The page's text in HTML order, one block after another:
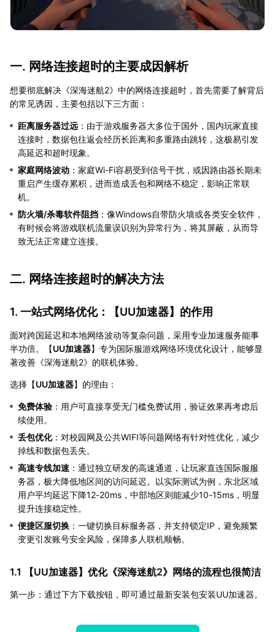
一. 网络连接超时的主要成因解析
想要彻底解决《深海迷航2》中的网络连接超时，首先需要了解背后
的常见诱因，主要包括以下三方面：
距离服务器过远 ：由于游戏服务器大多位于国外，国内玩家直接
连接时，数据包往返会经历长距离和多重路由跳转，这极易引发
高延迟和超时现象。
家庭网络波动 ：家庭Wi-Fi容易受到信号干扰，或因路由器长期未
重启产生缓存累积，进而造成丢包和网络不稳定，影响正常联
机。
防火墙/杀毒软件阻挡 ：像Windows自带防火墙或各类安全软件，
有时候会将游戏联机流量误识别为异常行为，将其屏蔽，从而导
致无法正常建立连接。
二. 网络连接超时的解决方法
1. 一站式网络优化：【UU加速器】的作用
面对跨国延迟和本地网络波动等复杂问题，采用专业加速服务能事
半功倍。【UU加速器】专为国际服游戏网络环境优化设计，能够显
著改善《深海迷航2》的联机体验。
选择【UU加速器】的理由：
免费体验 ：用户可直接享受无门槛免费试用，验证效果再考虑后
续使用。
丢包优化：对校园网及公共WIFI等问题网络有针对性优化，减少
掉线和数据包丢失。
高速专线加速 ：通过独立研发的高速通道，让玩家直连国际服服
务器，极大降低地区间的访问延迟。以实际测试为例，东北区域
用户平均延迟下降12-20ms，中部地区则能减少10-15ms，明显
提升连接稳定性。
便捷区服切换 ：一键切换目标服务器，并支持锁定IP，避免频繁
变更引发账号安全风险，保障多人联机顺畅。
1.1 【UU加速器】优化《深海迷航2》网络的流程也很简洁
第一步：通过下方下载按钮，即可通过最新安装包安装UU加速器。